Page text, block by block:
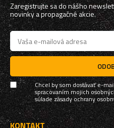
Zaregistrujte sa do nášho
novinky a propagačné akcie.
Chcel by som dostávať e-
spracovaním mojich
súladezásady ochrany